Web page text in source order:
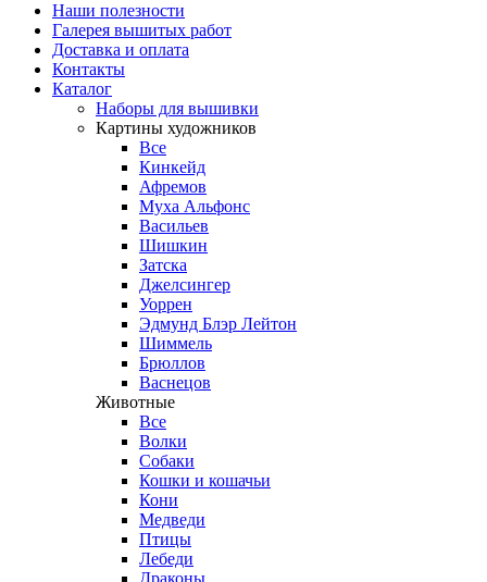
Наши полезности
Галерея вышитых работ
Доставка и оплата
Контакты
Каталог
Наборы для вышивки
Картины художников
Все
Кинкейд
Афремов
Муха Альфонс
Васильев
Шишкин
Затска
Джелсингер
Уоррен
Эдмунд Блэр Лейтон
Шиммель
Брюллов
Васнецов
Животные
Все
Волки
Собаки
Кошки и кошачьи
Кони
Медведи
Птицы
Лебеди
Драконы